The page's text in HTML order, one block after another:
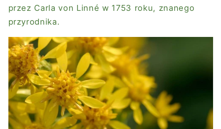
przez Carla von Linné w 1753 roku, znanego
przyrodnika.